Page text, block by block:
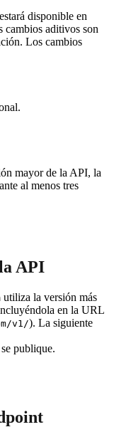
disponible en
cambios aditivos son
Los cambios
mayor de la API, la
al menos tres
API
utiliza la versión más
en la URL
v1/). La siguiente
publique.